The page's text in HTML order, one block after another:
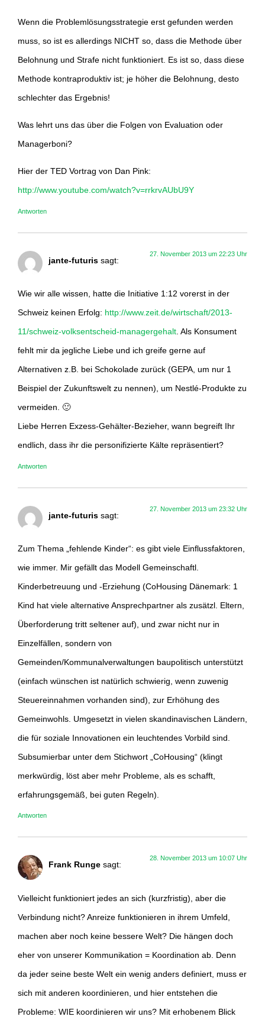
Wenn die Problemlösungsstrategie erst gefunden werden
muss, so ist es allerdings NICHT so, dass die Methode über
Belohnung und Strafe nicht funktioniert. Es ist so, dass diese
Methode kontraproduktiv ist; je höher die Belohnung, desto
schlechter das Ergebnis!
Was lehrt uns das über die Folgen von Evaluation oder
Managerboni?
Hier der TED Vortrag von Dan Pink:
http://www.youtube.com/watch?v=rrkrvAUbU9Y
Antworten
jante-futuris sagt:
27. November 2013 um 22:23 Uhr
Wie wir alle wissen, hatte die Initiative 1:12 vorerst in der
Schweiz keinen Erfolg: http://www.zeit.de/wirtschaft/2013-
11/schweiz-volksentscheid-managergehalt . Als Konsument
fehlt mir da jegliche Liebe und ich greife gerne auf
Alternativen z.B. bei Schokolade zurück (GEPA, um nur 1
Beispiel der Zukunftswelt zu nennen), um Nestlé-Produkte zu
vermeiden. 🙂
Liebe Herren Exzess-Gehälter-Bezieher, wann begreift Ihr
endlich, dass ihr die personifizierte Kälte repräsentiert?
Antworten
jante-futuris sagt:
27. November 2013 um 23:32 Uhr
Zum Thema „fehlende Kinder“: es gibt viele Einflussfaktoren,
wie immer. Mir gefällt das Modell Gemeinschaftl.
Kinderbetreuung und -Erziehung (CoHousing Dänemark: 1
Kind hat viele alternative Ansprechpartner als zusätzl. Eltern,
Überforderung tritt seltener auf), und zwar nicht nur in
Einzelfällen, sondern von
Gemeinden/Kommunalverwaltungen baupolitisch unterstützt
(einfach wünschen ist natürlich schwierig, wenn zuwenig
Steuereinnahmen vorhanden sind), zur Erhöhung des
Gemeinwohls. Umgesetzt in vielen skandinavischen Ländern,
die für soziale Innovationen ein leuchtendes Vorbild sind.
Subsumierbar unter dem Stichwort „CoHousing“ (klingt
merkwürdig, löst aber mehr Probleme, als es schafft,
erfahrungsgemäß, bei guten Regeln).
Antworten
Frank Runge sagt:
28. November 2013 um 10:07 Uhr
Vielleicht funktioniert jedes an sich (kurzfristig), aber die
Verbindung nicht? Anreize funktionieren in ihrem Umfeld,
machen aber noch keine bessere Welt? Die hängen doch
eher von unserer Kommunikation = Koordination ab. Denn
da jeder seine beste Welt ein wenig anders definiert, muss er
sich mit anderen koordinieren, und hier entstehen die
Probleme: WIE koordinieren wir uns? Mit erhobenem Blick